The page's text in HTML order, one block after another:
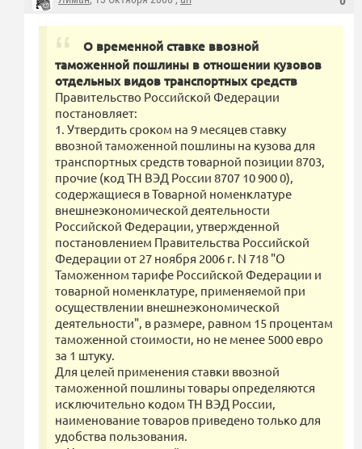
О временной ставке ввозной
таможенной пошлины в отношении кузовов
отдельных видов транспортных средств
Правительство Российской Федерации
постановляет:
1. Утвердить сроком на 9 месяцев ставку
ввозной таможенной пошлины на кузова для
транспортных средств товарной позиции 8703,
прочие (код ТН ВЭД России 8707 10 900 0),
содержащиеся в Товарной номенклатуре
внешнеэкономической деятельности
Российской Федерации, утвержденной
постановлением Правительства Российской
Федерации от 27 ноября 2006 г. N 718 "О
Таможенном тарифе Российской Федерации и
товарной номенклатуре, применяемой при
осуществлении внешнеэкономической
деятельности", в размере, равном 15 процентам
таможенной стоимости, но не менее 5000 евро
за 1 штуку.
Для целей применения ставки ввозной
таможенной пошлины товары определяются
исключительно кодом ТН ВЭД России,
наименование товаров приведено только для
удобства пользования.